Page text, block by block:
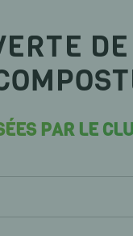
DE
PAR LE